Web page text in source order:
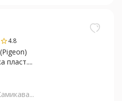
star_border4.8
пласт....